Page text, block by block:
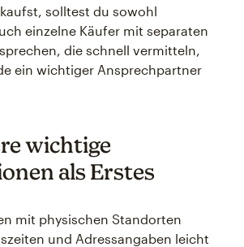
solltest du sowohl
einzelne Käufer mit separaten
die schnell vermitteln,
ein wichtiger Ansprechpartner
wichtige
als Erstes
mit physischen Standorten
und Adressangaben leicht